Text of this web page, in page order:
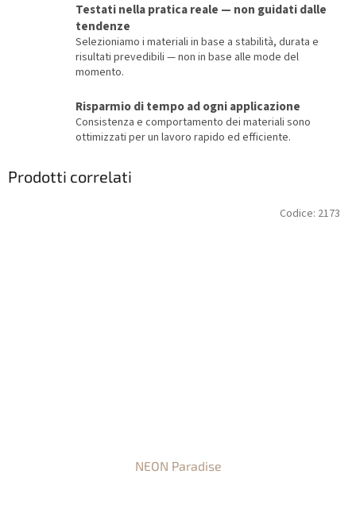
Testati nella pratica reale — non guidati dalle
tendenze
Selezioniamo i materiali in base a stabilità, durata e
risultati prevedibili — non in base alle mode del
momento.
Risparmio di tempo ad ogni applicazione
Consistenza e comportamento dei materiali sono
ottimizzati per un lavoro rapido ed efficiente.
Prodotti correlati
NEON Paradise
Codice: 2173